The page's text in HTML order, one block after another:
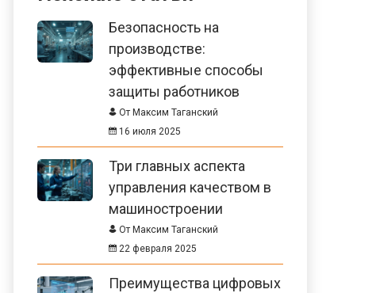
Безопасность на
производстве:
эффективные способы
защиты работников
От Максим Таганский
16 июля 2025
Три главных аспекта
управления качеством в
машиностроении
От Максим Таганский
22 февраля 2025
Преимущества цифровых